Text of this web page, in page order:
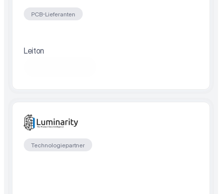
PCB-Lieferanten
Leiton
Technologiepartner